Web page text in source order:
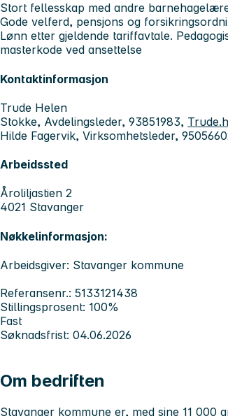
Stort fellesskap med andre
Gode velferd, pensjons og
Lønn etter gjeldende tariffavtale.
masterkode ved ansettelse
Kontaktinformasjon
Trude Helen
Stokke, Avdelingsleder, 93851983,
Hilde Fagervik, Virksomhetsleder,
Arbeidssted
Åroliljastien 2
4021 Stavanger
Nøkkelinformasjon:
Arbeidsgiver: Stavanger kommune
Referansenr.: 5133121438
Stillingsprosent: 100%
Fast
Søknadsfrist: 04.06.2026
Om bedriften
Stavanger kommune er, med sine 11 000